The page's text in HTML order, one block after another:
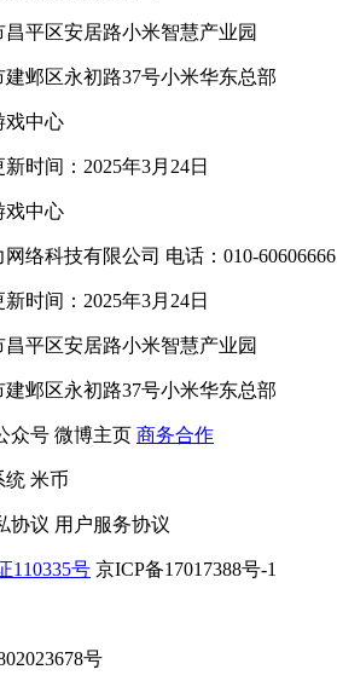
平区安居路小米智慧产业园
邺区永初路37号小米华东总部
戏中心
时间：2025年3月24日
戏中心
络科技有限公司 电话：010-60606666
时间：2025年3月24日
平区安居路小米智慧产业园
邺区永初路37号小米华东总部
众号 微博主页 商务合作
统 米币
协议 用户服务协议
110335号 京ICP备17017388号-1
号